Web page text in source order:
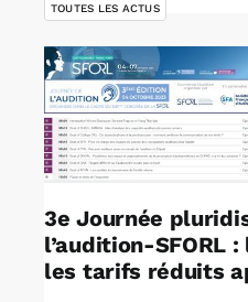
TOUTES LES ACTUS
3e Journée
l’audition-SFORL
les tarifs réduits